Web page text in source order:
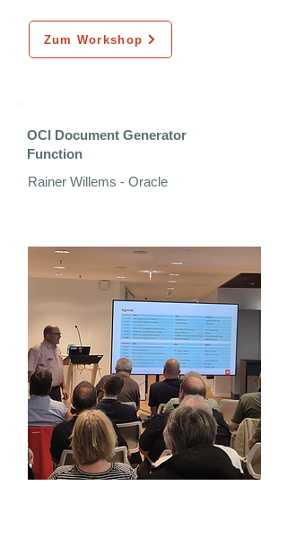
Zum Workshop
OCI Document Generator
Function
Rainer Willems - Oracle